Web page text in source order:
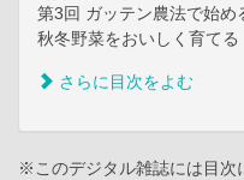
第3回 ガッテン農法で始め
秋冬野菜をおいしく育てる
さらに目次をよむ
※このデジタル雑誌には目次